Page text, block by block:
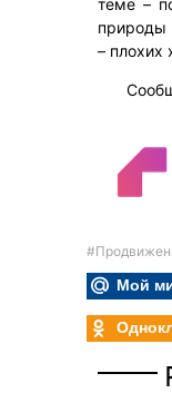
природы
– плохих
Мой